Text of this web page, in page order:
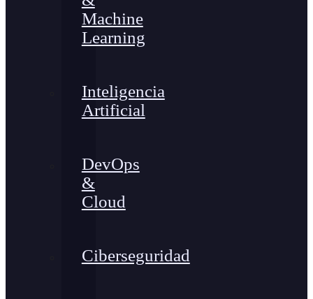
Machine
Learning
Inteligencia
Artificial
DevOps
&
Cloud
Ciberseguridad